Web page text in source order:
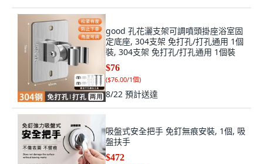
good 孔花灑支架可調噴頭掛座浴室固
定底座, 304支架 免打孔/打孔通用 1個
裝, 304支架 免打孔/打孔通用 1個裝
$76
($76.00/1個)
8/22 預計送達
吸盤式安全把手 免釘無痕安裝, 1個, 吸
盤扶手
$472